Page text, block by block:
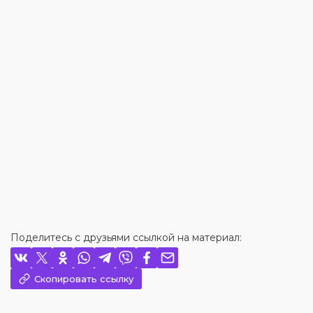
Поделитесь с друзьями ссылкой на материал:
Скопировать ссылку